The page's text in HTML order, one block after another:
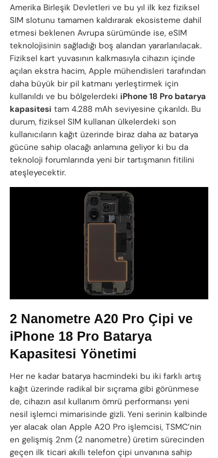
Amerika Birleşik Devletleri ve bu yıl ilk kez fiziksel
SIM slotunu tamamen kaldırarak ekosisteme dahil
etmesi beklenen Avrupa sürümünde ise, eSIM
teknolojisinin sağladığı boş alandan yararlanılacak.
Fiziksel kart yuvasının kalkmasıyla cihazın içinde
açılan ekstra hacim, Apple mühendisleri tarafından
daha büyük bir pil katmanı yerleştirmek için
kullanıldı ve bu bölgelerdeki iPhone 18 Pro batarya
kapasitesi tam 4.288 mAh seviyesine çıkarıldı. Bu
durum, fiziksel SIM kullanan ülkelerdeki son
kullanıcıların kağıt üzerinde biraz daha az batarya
gücüne sahip olacağı anlamına geliyor ki bu da
teknoloji forumlarında yeni bir tartışmanın fitilini
ateşleyecektir.
2 Nanometre A20 Pro Çipi ve
iPhone 18 Pro Batarya
Kapasitesi Yönetimi
Her ne kadar batarya hacmindeki bu iki farklı artış
kağıt üzerinde radikal bir sıçrama gibi görünmese
de, cihazın asıl kullanım ömrü performansı yeni
nesil işlemci mimarisinde gizli. Yeni serinin kalbinde
yer alacak olan Apple A20 Pro işlemcisi, TSMC’nin
en gelişmiş 2nm (2 nanometre) üretim sürecinden
geçen ilk ticari akıllı telefon çipi unvanına sahip